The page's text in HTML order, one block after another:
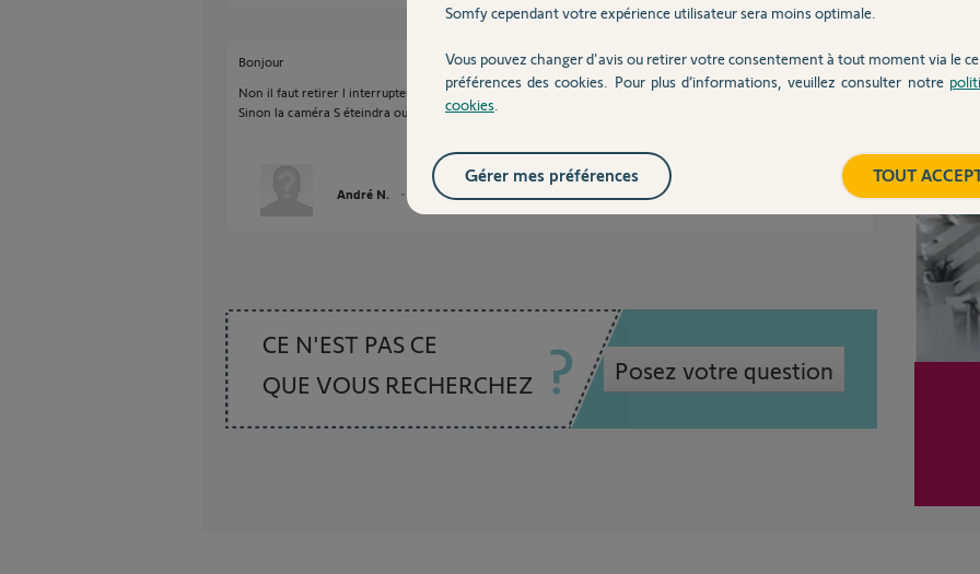
Bonjour
Non il faut retirer l interrupteur.
Sinon la caméra S éteindra ou la lampe s’allumera jamais.
André N. il y a environ 2 ans
CE N'EST PAS CE
QUE VOUS RECHERCHEZ
Posez votre question
Somfy cependant votre expérience utilisateur sera moins optimale.
Vous pouvez changer d'avis ou retirer votre consentement à tout moment via le
préférences des cookies. Pour plus d’informations, veuillez consulter notre
cookies
TOUT
Gérer mes préférences